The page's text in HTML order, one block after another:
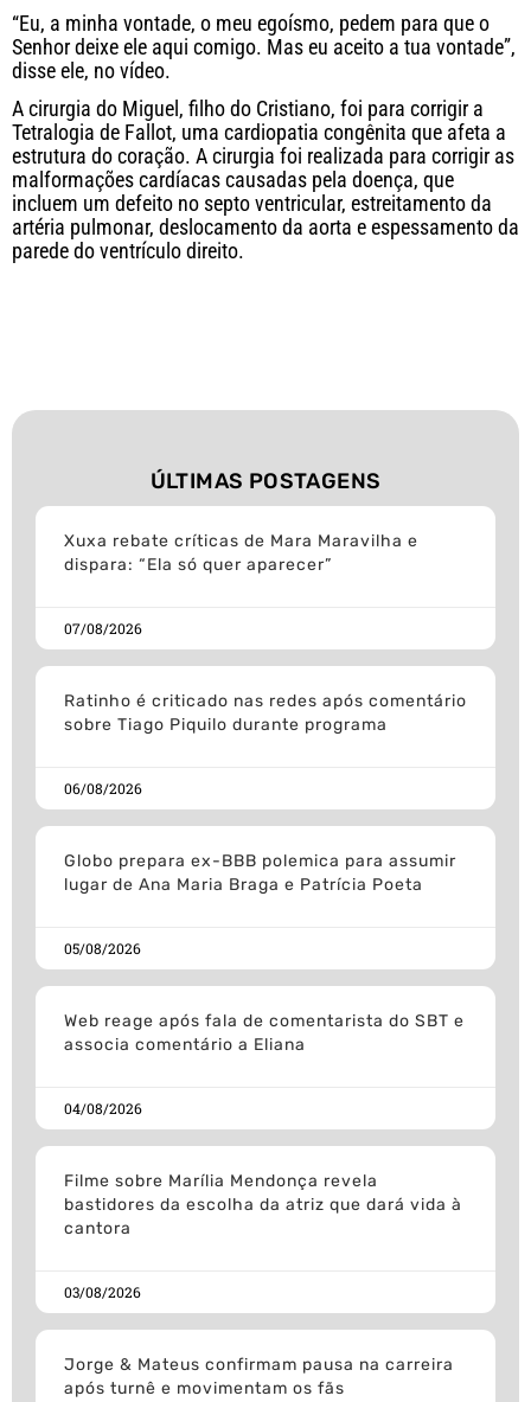
“Eu, a minha vontade, o meu egoísmo, pedem para que o
Senhor deixe ele aqui comigo. Mas eu aceito a tua vontade”,
disse ele, no vídeo.
A cirurgia do Miguel, filho do Cristiano, foi para corrigir a
Tetralogia de Fallot, uma cardiopatia congênita que afeta a
estrutura do coração. A cirurgia foi realizada para corrigir as
malformações cardíacas causadas pela doença, que
incluem um defeito no septo ventricular, estreitamento da
artéria pulmonar, deslocamento da aorta e espessamento da
parede do ventrículo direito.
ÚLTIMAS POSTAGENS
Xuxa rebate críticas de Mara Maravilha e
dispara: “Ela só quer aparecer”
07/08/2026
Ratinho é criticado nas redes após comentário
sobre Tiago Piquilo durante programa
06/08/2026
Globo prepara ex-BBB polemica para assumir
lugar de Ana Maria Braga e Patrícia Poeta
05/08/2026
Web reage após fala de comentarista do SBT e
associa comentário a Eliana
04/08/2026
Filme sobre Marília Mendonça revela
bastidores da escolha da atriz que dará vida à
cantora
03/08/2026
Jorge & Mateus confirmam pausa na carreira
após turnê e movimentam os fãs